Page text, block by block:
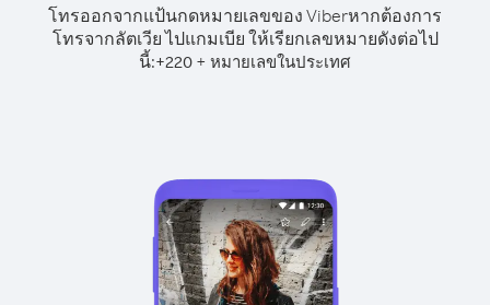
โทรออกจากแป้นกดหมายเลขของ Viberหากต้องการ
โทรจากลัตเวีย ไปแกมเบีย ให้เรียกเลขหมายดังต่อไป
นี้:+220 + หมายเลขในประเทศ